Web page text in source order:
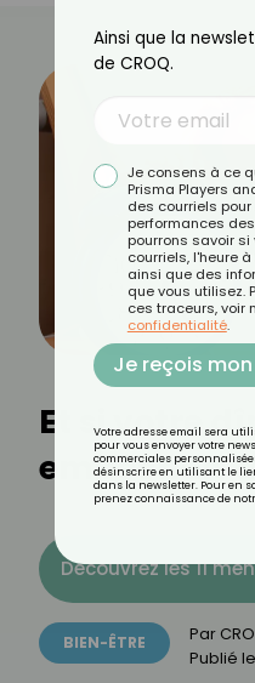
Et si votre
empêchait
Découvrez les 11
BIEN-ÊTRE Par
Publié le
Ainsi que la
de CROQ.
Je consens à ce
Prisma Players
des courriels
performances
pourrons savoir si
courriels, l'heure
ainsi que des
que vous utilisez.
ces traceurs, voir
confidentialité.
Je reçois
Votre adresse email sera
pour vous envoyer votre
commerciales
désinscrire en utilisant le
dans la newsletter. Pour en
prenez connaissance de